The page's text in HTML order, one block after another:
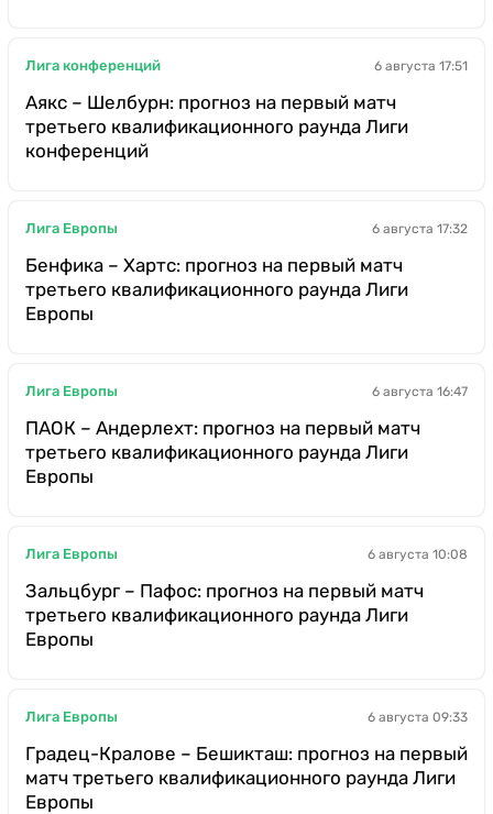
Лига конференций 6 августа 17:51
Аякс – Шелбурн: прогноз на первый матч
третьего квалификационного раунда Лиги
конференций
Лига Европы 6 августа 17:32
Бенфика – Хартс: прогноз на первый матч
третьего квалификационного раунда Лиги
Европы
Лига Европы 6 августа 16:47
ПАОК – Андерлехт: прогноз на первый матч
третьего квалификационного раунда Лиги
Европы
Лига Европы 6 августа 10:08
Зальцбург – Пафос: прогноз на первый матч
третьего квалификационного раунда Лиги
Европы
Лига Европы 6 августа 09:33
Градец-Кралове – Бешикташ: прогноз на первый
матч третьего квалификационного раунда Лиги
Европы